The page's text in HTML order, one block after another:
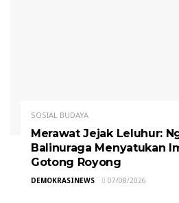
SOSIAL BUDAYA
Merawat Jejak Leluhur:
Balinuraga Menyatukan
Gotong Royong
DEMOKRASINEWS 07/08/2026